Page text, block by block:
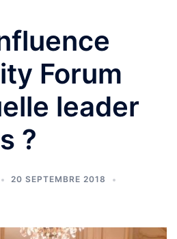
Forum
leader
?
20 SEPTEMBRE 2018